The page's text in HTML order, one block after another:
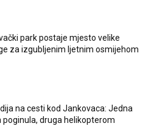
park postaje mjesto velike
za izgubljenim ljetnim osmijehom
na cesti kod Jankovaca: Jedna
poginula, druga helikopterom